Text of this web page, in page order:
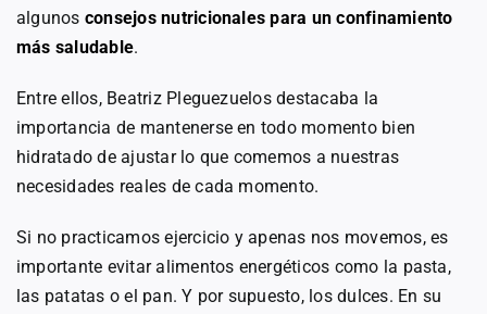
algunos consejos nutricionales para un confinamiento
más saludable.
Entre ellos, Beatriz Pleguezuelos destacaba la
importancia de mantenerse en todo momento bien
hidratado de ajustar lo que comemos a nuestras
necesidades reales de cada momento.
Si no practicamos ejercicio y apenas nos movemos, es
importante evitar alimentos energéticos como la pasta,
las patatas o el pan. Y por supuesto, los dulces. En su